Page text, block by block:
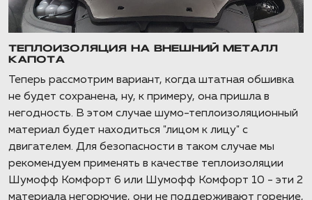
ТЕПЛОИЗОЛЯЦИЯ НА ВНЕШНИЙ МЕТАЛЛ
КАПОТА
Теперь рассмотрим вариант, когда штатная обшивка
не будет сохранена, ну, к примеру, она пришла в
негодность. В этом случае шумо-теплоизоляционный
материал будет находиться "лицом к лицу" с
двигателем. Для безопасности в таком случае мы
рекомендуем применять в качестве теплоизоляции
Шумофф Комфорт 6 или Шумофф Комфорт 10 - эти 2
материала негорючие, они не поддерживают горение,